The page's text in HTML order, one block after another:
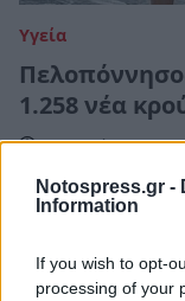
Notospress.gr -
Information
If you wish to opt-
processing of your
Υγεία
1.258 νέα
30 Ιουνίου 2022